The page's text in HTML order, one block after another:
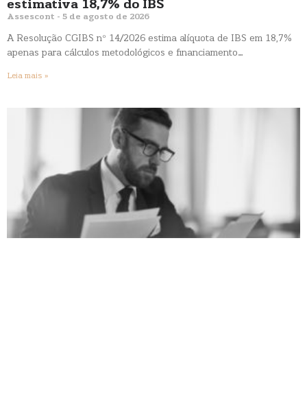
estimativa 18,7% do IBS
Assescont 5 de agosto de 2026
A Resolução CGIBS nº 14/2026 estima alíquota de IBS em 18,7%
apenas para cálculos metodológicos e financiamento…
Leia mais »